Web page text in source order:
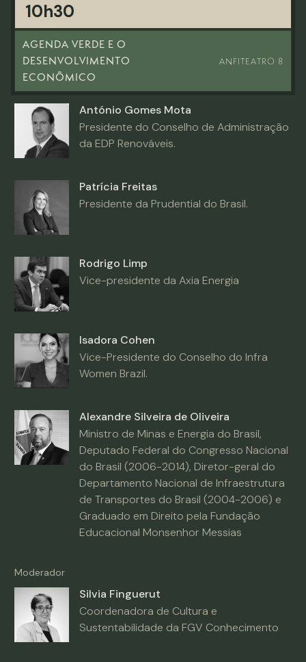
10h30
AGENDA VERDE E O
DESENVOLVIMENTO
ECONÔMICO
ANFITEATRO 8
António Gomes Mota
Presidente do Conselho de Administração
da EDP Renováveis.
Patrícia Freitas
Presidente da Prudential do Brasil.
Rodrigo Limp
Vice-presidente da Axia Energia
Isadora Cohen
Vice-Presidente do Conselho do Infra
Women Brazil.
Alexandre Silveira de Oliveira
Ministro de Minas e Energia do Brasil,
Deputado Federal do Congresso Nacional
do Brasil (2006-2014), Diretor-geral do
Departamento Nacional de Infraestrutura
de Transportes do Brasil (2004-2006) e
Graduado em Direito pela Fundação
Educacional Monsenhor Messias
Moderador
Silvia Finguerut
Coordenadora de Cultura e
Sustentabilidade da FGV Conhecimento